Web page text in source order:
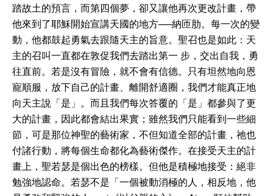
踏故土的預言，而第四個夢，卻又讓他再次更改計畫，帶
他來到了耶穌開始宣講天國的地方──納匝肋。每一次的變
動，他都鼓起勇氣去跟隨天主的旨意。聖召也是如此：天
主的召叫一直都在敦促我們去踏出第一 步，交出自我，勇
往直前。若是沒有冒險，就不會有信德。只有坦然地向恩
寵順服，放下自己的計畫、離開舒適圈，我們才能真正地
向天主說「是」。而且我們每次答覆的「是」都參與了更
大的計畫，因此都會結出果實；雖然我們只能看到一些細
節，可是那位神聖的藝術家，不但知道全部的計畫，祂也
付諸行動，將每個生命都化為藝術傑作。在接受天主的計
畫上，聖若瑟是個出色的榜樣。但他是積極地接受：絕非
勉強地認命。若瑟不是「一個被動消極的人，相反地，他